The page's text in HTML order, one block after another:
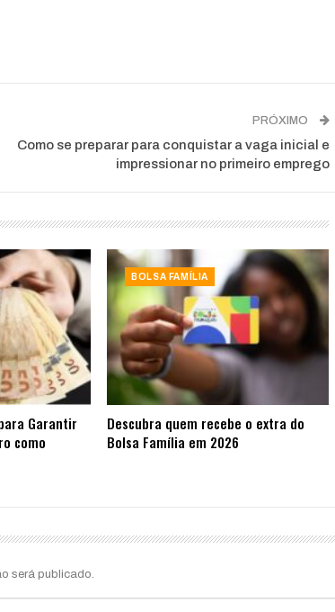
PRÓXIMO
Como se preparar para conquistar a vaga inicial e
impressionar no primeiro emprego
Garantir
como
BOLSA FAMÍLIA
Descubra quem recebe o extra do
Bolsa Família em 2026
será publicado.